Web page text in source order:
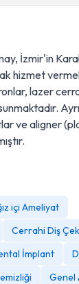
İzmir'in
hizmet
lazer
ve aligner
içi Ameliyat
Cerrahi Diş
İmplant
Genel